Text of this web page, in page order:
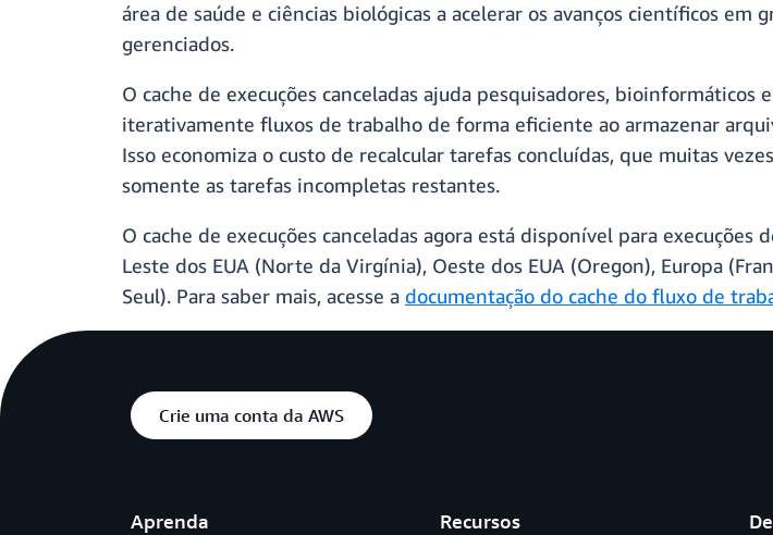
área de saúde e ciências biológicas a acelerar os avanços científicos
gerenciados.
O cache de execuções canceladas ajuda pesquisadores,
iterativamente fluxos de trabalho de forma eficiente ao armazenar
Isso economiza o custo de recalcular tarefas concluídas, que muitas
somente as tarefas incompletas restantes.
O cache de execuções canceladas agora está disponível para
Leste dos EUA (Norte da Virgínia), Oeste dos EUA (Oregon), Europa
Seul). Para saber mais, acesse a documentação do cache do fluxo de
Crie uma conta da AWS
Aprenda Recursos